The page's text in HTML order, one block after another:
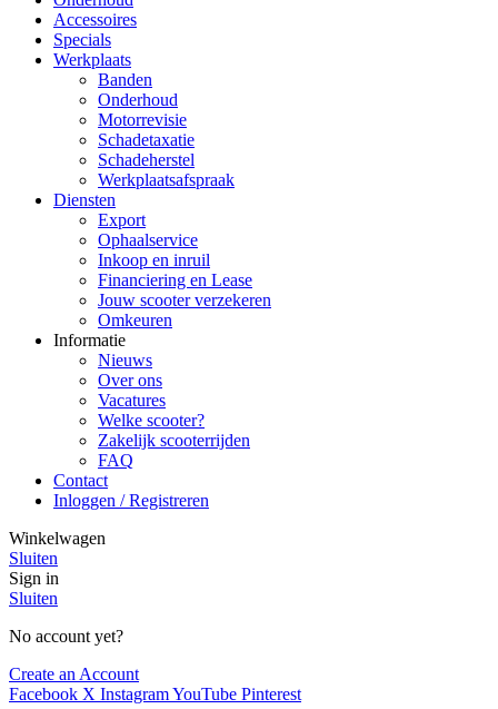
Accessoires
Specials
Werkplaats
Banden
Onderhoud
Motorrevisie
Schadetaxatie
Schadeherstel
Werkplaatsafspraak
Diensten
Export
Ophaalservice
Inkoop en inruil
Financiering en Lease
Jouw scooter verzekeren
Omkeuren
Informatie
Nieuws
Over ons
Vacatures
Welke scooter?
Zakelijk scooterrijden
FAQ
Contact
Inloggen / Registreren
Winkelwagen
Sluiten
Sign in
Sluiten
No account yet?
Create an Account
Facebook X InstagramYouTube Pinterest